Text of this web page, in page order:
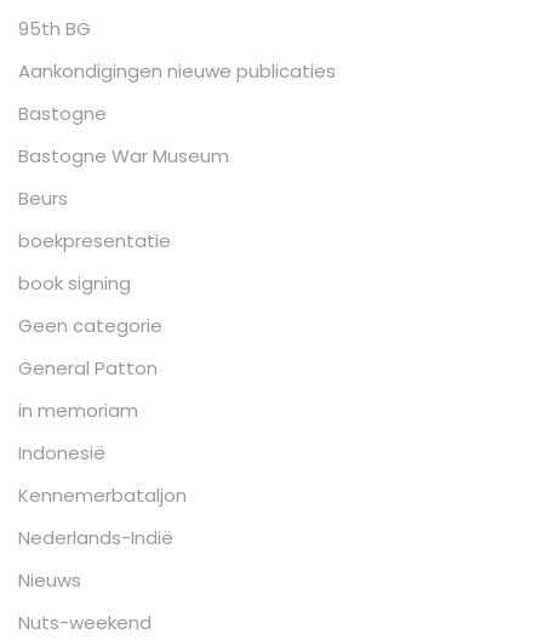
95th BG
Aankondigingen nieuwe publicaties
Bastogne
Bastogne War Museum
Beurs
boekpresentatie
book signing
Geen categorie
General Patton
in memoriam
Indonesië
Kennemerbataljon
Nederlands-Indië
Nieuws
Nuts-weekend